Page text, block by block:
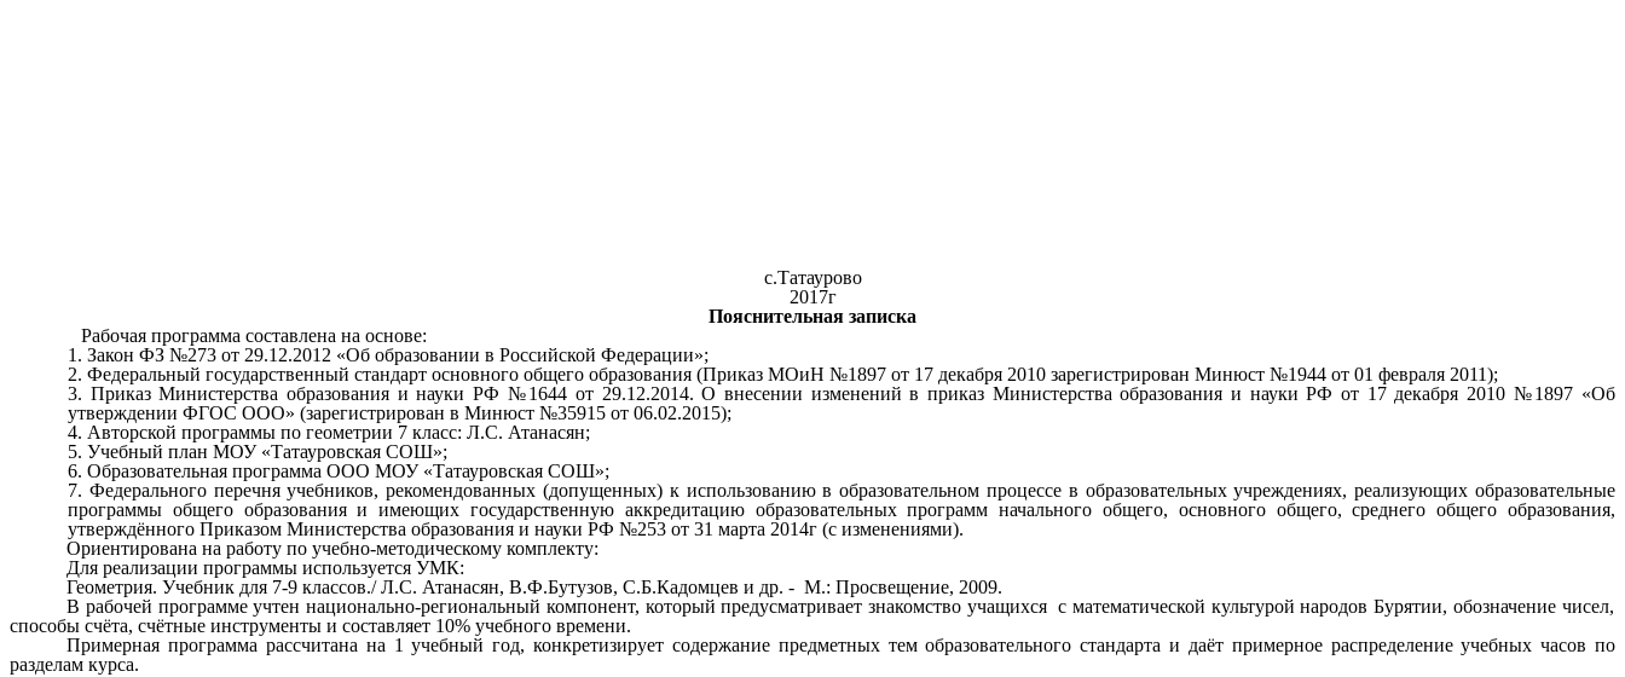
с.Татаурово
2017г
Пояснительная записка
Рабочая программа составлена на основе:
Закон ФЗ №273 от 29.12.2012 «Об образовании в Российской Федерации»;
Федеральный государственный стандарт основного общего образования (Приказ МОиН №1897 от 17 декабря 2010 зарегистрирован Минюст №1944 от 01 февраля 2011);
Приказ Министерства образования и науки РФ №1644 от 29.12.2014. О внесении изменений в приказ Министерства образования и науки РФ от 17 декабря 2010 №1897 «Об
утверждении ФГОС ООО» (зарегистрирован в Минюст №35915 от 06.02.2015);
Авторской программы по геометрии 7 класс: Л.С. Атанасян;
Учебный план МОУ «Татауровская СОШ»;
Образовательная программа ООО МОУ «Татауровская СОШ»;
Федерального перечня учебников, рекомендованных (допущенных) к использованию в образовательном процессе в образовательных учреждениях, реализующих образовательные
программы общего образования и имеющих государственную аккредитацию образовательных программ начального общего, основного общего, среднего общего образования,
утверждённого Приказом Министерства образования и науки РФ №253 от 31 марта 2014г (с изменениями).
Ориентирована на работу по учебно-методическому комплекту:
Для реализации программы используется УМК:
Геометрия. Учебник для 7-9 классов./ Л.С. Атанасян, В.Ф.Бутузов, С.Б.Кадомцев и др. - М.: Просвещение, 2009.
В рабочей программе учтен национально-региональный компонент, который предусматривает знакомство учащихся с математической культурой народов Бурятии, обозначение чисел,
способы счёта, счётные инструменты и составляет 10% учебного времени.
Примерная программа рассчитана на 1 учебный год, конкретизирует содержание предметных тем образовательного стандарта и даёт примерное распределение учебных часов по
разделам курса.